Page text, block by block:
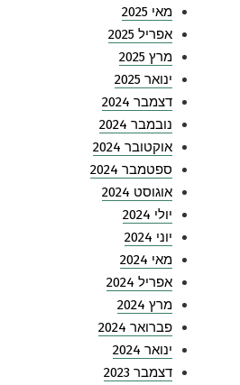
מאי 2025
אפריל 2025
מרץ 2025
ינואר 2025
דצמבר 2024
נובמבר 2024
אוקטובר 2024
ספטמבר 2024
אוגוסט 2024
יולי 2024
יוני 2024
מאי 2024
אפריל 2024
מרץ 2024
פברואר 2024
ינואר 2024
דצמבר 2023